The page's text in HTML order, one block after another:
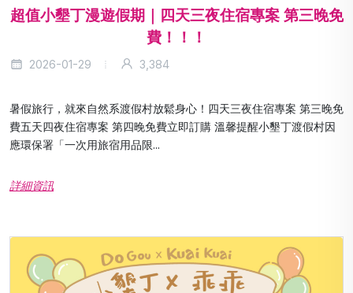
超值小墾丁漫遊假期｜四天三夜住宿專案 第三晚免
費！！！
2026-01-29 3,384
暑假旅行，就來自然系渡假村放鬆身心！四天三夜住宿專案 第三晚免
費五天四夜住宿專案 第四晚免費立即訂購 溫馨提醒小墾丁渡假村因
應環保署「一次用旅宿用品限...
詳細資訊